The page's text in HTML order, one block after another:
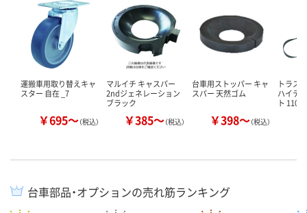
運搬車用取り替えキャ
スター 自在 _7
￥695～（税込）
マルイチ キャスパー
2ndジェネレーション
ブラック
￥385～（税込）
台車用ストッパー キャ
スパー 天然ゴム
￥398～（税込）
トラス
ハイテ
ト
台車部品・オプションの売れ筋ランキング